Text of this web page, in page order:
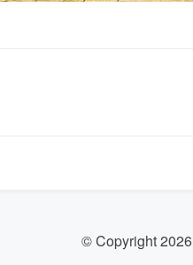
© Copyright 2026